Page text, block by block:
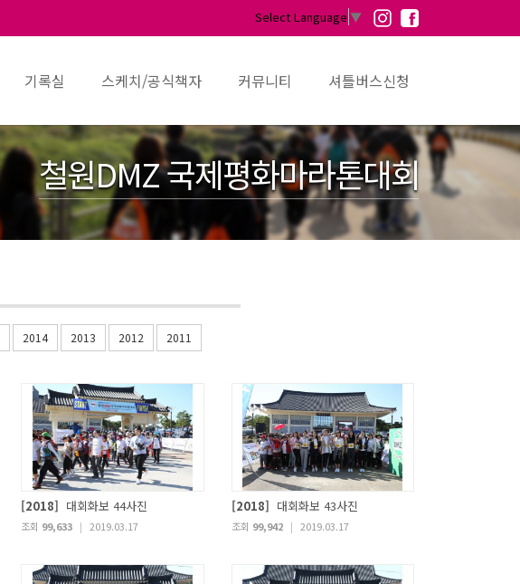
Select Language ▼
기록실 스케치/공식책자 커뮤니티 셔틀버스신청
철원DMZ 국제평화마라톤대회
2014 2013 2012 2011
[2018] 대회화보 44사진
조회 99,633 | 2019.03.17
[2018] 대회화보 43사진
조회 99,942 | 2019.03.17